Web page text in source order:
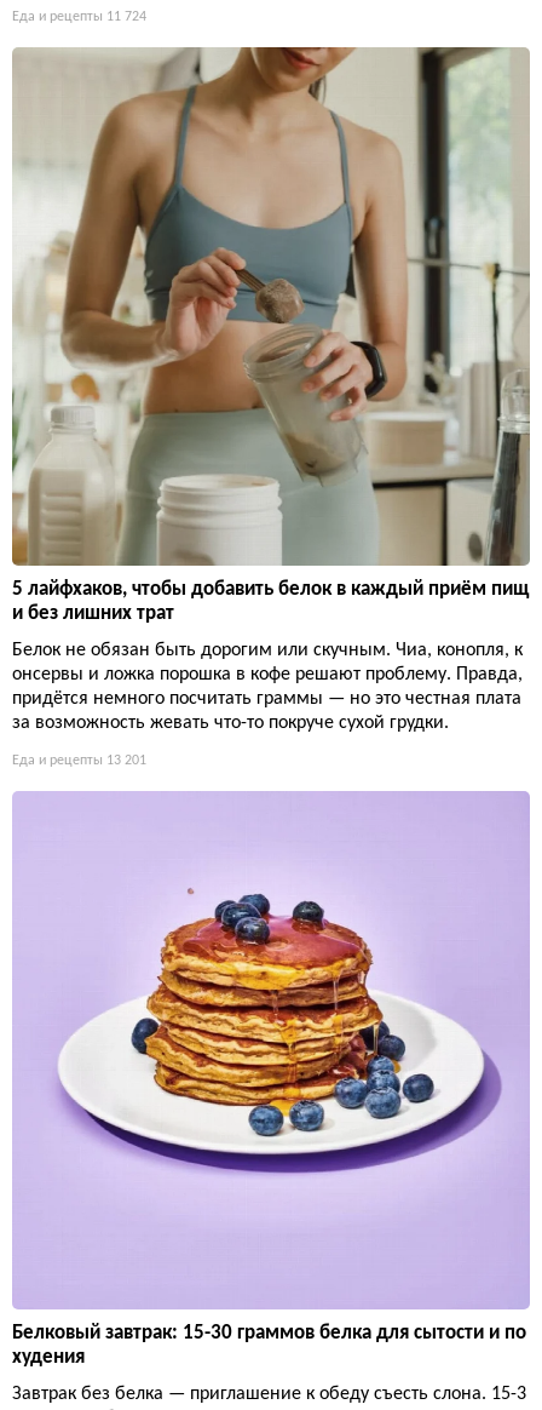
Еда и рецепты 11 724
5 лайфхаков, чтобы добавить белок в каждый приём пищ
и без лишних трат
Белок не обязан быть дорогим или скучным. Чиа, конопля, к
онсервы и ложка порошка в кофе решают проблему. Правда,
придётся немного посчитать граммы — но это честная плата
за возможность жевать что-то покруче сухой грудки.
Еда и рецепты 13 201
Белковый завтрак: 15-30 граммов белка для сытости и по
худения
Завтрак без белка — приглашение к обеду съесть слона. 15-3